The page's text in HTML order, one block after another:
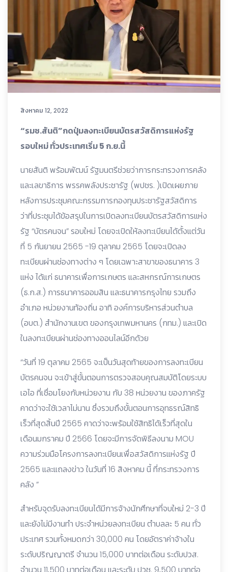
สิงหาคม 12, 2022
“รมช.สันติ”กดปุ่มลงทะเบียนบัตรสวัสดิการแห่งรัฐ
รอบใหม่ ทั่วประเทศเริ่ม 5 ก.ย.นี้
นายสันติ พร้อมพัฒน์ รัฐมนตรีช่วยว่าการกระทรวงการคลัง
และเลขาธิการ พรรคพลังประชารัฐ (พปชร. )เปิดเผยภาย
หลังการประชุมคณะกรรมการกองทุนประชารัฐสวัสดิการ
ว่าที่ประชุมได้ข้อสรุปในการเปิดลงทะเบียนบัตรสวัสดิการแห่ง
รัฐ “บัตรคนจน” รอบใหม่ โดยจะเปิดให้ลงทะเบียนได้ตั้งแต่วัน
ที่ 5 กันยายน 2565 -19 ตุลาคม 2565 โดยจะเปิดลง
ทะเบียนผ่านช่องทางต่าง ๆ โดยเฉพาะสาขาของธนาคาร 3
แห่ง ได้แก่ ธนาคารเพื่อการเกษตร และสหกรณ์การเกษตร
(ธ.ก.ส.) การธนาคารออมสิน และธนาคารกรุงไทย รวมถึง
อำเภอ หน่วยงานท้องถิ่น อาทิ องค์การบริหารส่วนตำบล
(อบต.) สำนักงานเขต ของกรุงเทพมหานคร (กทม.) และเปิด
ในลงทะเบียนผ่านช่องทางออนไลน์อีกด้วย
“วันที่ 19 ตุลาคม 2565 จะเป็นวันสุดท้ายของการลงทะเบียน
บัตรคนจน จะเข้าสู่ขั้นตอนการตรวจสอบคุณสมบัติโดยระบบ
เอไอ ที่เชื่อมโยงกับหน่วยงาน กับ 38 หน่วยงาน ของภาครัฐ
คาดว่าจะใช้เวลาไม่นาน ซึ่งรวมถึงขั้นตอนการอุทธรณ์สิทธิ
เร็วที่สุดสิ้นปี 2565 คาดว่าจะพร้อมใช้สิทธิได้เร็วที่สุดใน
เดือนมกราคม ปี 2566 โดยจะมีการจัดพิธีลงนาม MOU
ความร่วมมือโครงการลงทะเบียนเพื่อสวัสดิการแห่งรัฐ ปี
2565 และแถลงข่าว ในวันที่ 16 สิงหาคม นี้ ที่กระทรวงการ
คลัง ”
สำหรับจุดรับลงทะเบียนได้มีการจ้างนักศึกษาที่จบใหม่ 2-3 ปี
และยังไม่มีงานทำ ประจำหน่วยลงทะเบียน ตำบลละ 5 คน ทั่ว
ประเทศ รวมทั้งหมดกว่า 30,000 คน โดยอัตราค่าจ้างใน
ระดับปริญญาตรี จำนวน 15,000 บาทต่อเดือน ระดับปวส.
จำนวน 11,500 บาทต่อเดือน และระดับ ปวช. 9,500 บาทต่อ